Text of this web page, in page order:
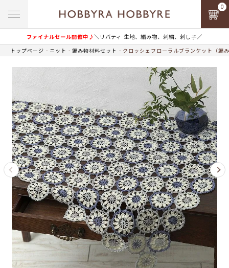
ファイナルセール開催中♪＼リバティ 生地、編み物、刺繍、刺し子／
0
トップページ ニット 編み物材料セット クロッシェフローラルブランケット（編